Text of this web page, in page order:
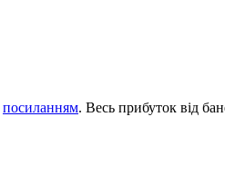
посиланням. Весь прибуток від